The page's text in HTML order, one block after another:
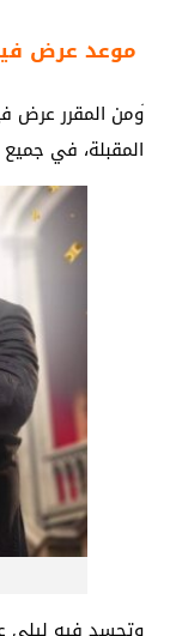
موعد عرض
َومن المقرر
المقبلة، في